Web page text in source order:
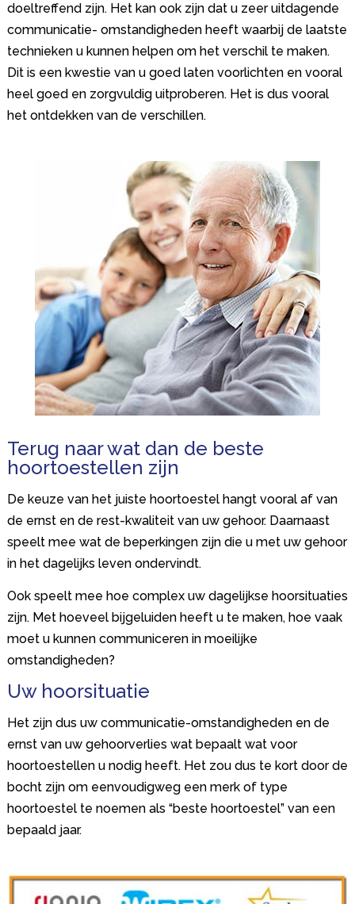
doeltreffend zijn. Het kan ook zijn dat u zeer uitdagende
communicatie- omstandigheden heeft waarbij de laatste
technieken u kunnen helpen om het verschil te maken.
Dit is een kwestie van u goed laten voorlichten en vooral
heel goed en zorgvuldig uitproberen. Het is dus vooral
het ontdekken van de verschillen.
Terug naar wat dan de beste
hoortoestellen zijn
De keuze van het juiste hoortoestel hangt vooral af van
de ernst en de rest-kwaliteit van uw gehoor. Daarnaast
speelt mee wat de beperkingen zijn die u met uw gehoor
in het dagelijks leven ondervindt.
Ook speelt mee hoe complex uw dagelijkse hoorsituaties
zijn. Met hoeveel bijgeluiden heeft u te maken, hoe vaak
moet u kunnen communiceren in moeilijke
omstandigheden?
Uw hoorsituatie
Het zijn dus uw communicatie-omstandigheden en de
ernst van uw gehoorverlies wat bepaalt wat voor
hoortoestellen u nodig heeft. Het zou dus te kort door de
bocht zijn om eenvoudigweg een merk of type
hoortoestel te noemen als “beste hoortoestel” van een
bepaald jaar.